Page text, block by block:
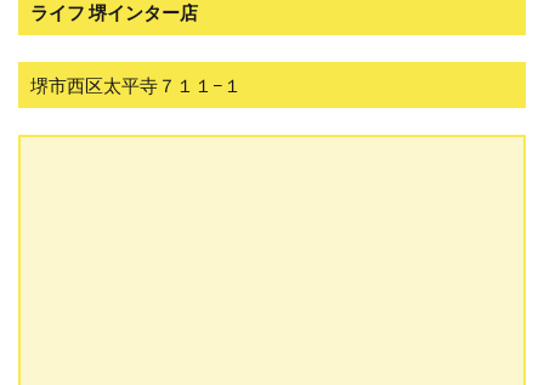
ライフ 堺インター店
堺市西区太平寺７１１−１